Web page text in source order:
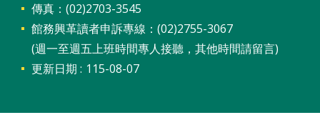
全
策
傳真：(02)2703-3545
館務興革讀者申訴專線：(02)2755-3067
(週一至週五上班時間專人接聽，其他時間請留言)
更新日期
115-08-07